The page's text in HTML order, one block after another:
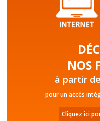
NOS
à partir
pour un accès
Cliquez ici